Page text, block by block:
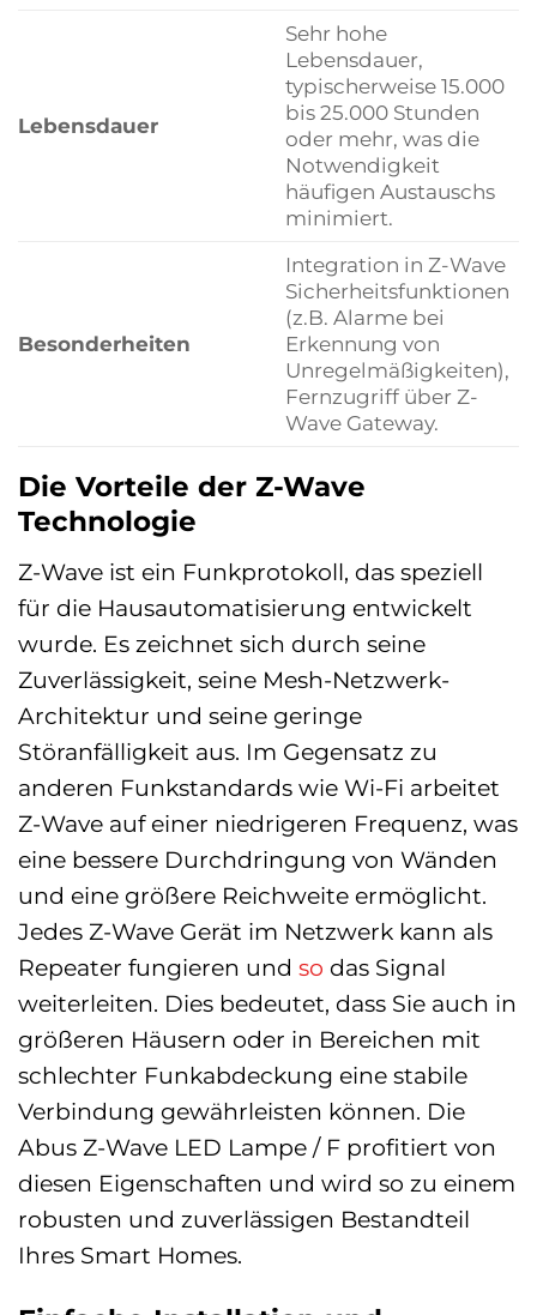
Lebensdauer
Sehr hohe
Lebensdauer,
typischerweise 15.000
bis 25.000 Stunden
oder mehr, was die
Notwendigkeit
häufigen Austauschs
minimiert.
Besonderheiten
Integration in Z-Wave
Sicherheitsfunktionen
(z.B. Alarme bei
Erkennung von
Unregelmäßigkeiten),
Fernzugriff über Z-
Wave Gateway.
Die Vorteile der Z-Wave
Technologie
Z-Wave ist ein Funkprotokoll, das speziell
für die Hausautomatisierung entwickelt
wurde. Es zeichnet sich durch seine
Zuverlässigkeit, seine Mesh-Netzwerk-
Architektur und seine geringe
Störanfälligkeit aus. Im Gegensatz zu
anderen Funkstandards wie Wi-Fi arbeitet
Z-Wave auf einer niedrigeren Frequenz, was
eine bessere Durchdringung von Wänden
und eine größere Reichweite ermöglicht.
Jedes Z-Wave Gerät im Netzwerk kann als
Repeater fungieren und so das Signal
weiterleiten. Dies bedeutet, dass Sie auch in
größeren Häusern oder in Bereichen mit
schlechter Funkabdeckung eine stabile
Verbindung gewährleisten können. Die
Abus Z-Wave LED Lampe / F profitiert von
diesen Eigenschaften und wird so zu einem
robusten und zuverlässigen Bestandteil
Ihres Smart Homes.